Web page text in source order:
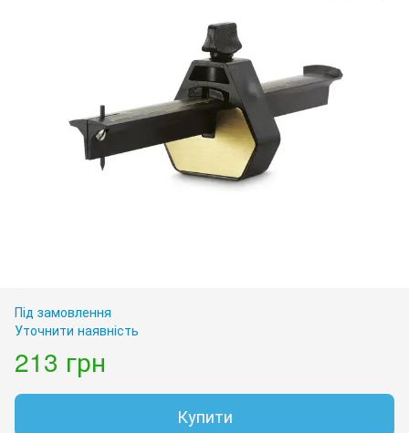
Під замовлення
Уточнити наявність
213 грн
Купити